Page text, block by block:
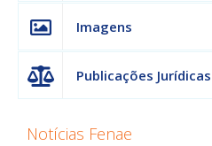
Imagens
Publicações Jurídicas
Notícias Fenae